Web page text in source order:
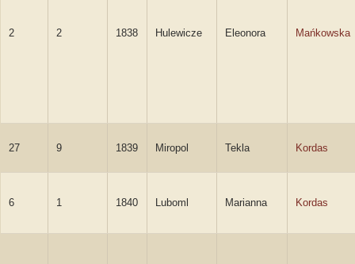
2 2 1838 Hulewicze Eleonora Mańkowska
27 9 1839 Miropol Tekla Kordas
6 1 1840 Luboml Marianna Kordas